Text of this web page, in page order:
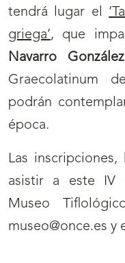
tendrá lugar el
griega’, que
Navarro González
Graecolatinum
podrán
época.
Las
asistir a este IV
Museo
museo@once.es y